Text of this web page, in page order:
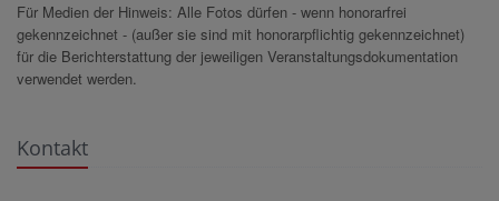
Für Medien der Hinweis: Alle Fotos dürfen - wenn honorarfrei
gekennzeichnet - (außer sie sind mit honorarpflichtig gekennzeichnet)
für die Berichterstattung der jeweiligen Veranstaltungsdokumentation
verwendet werden.
Kontakt